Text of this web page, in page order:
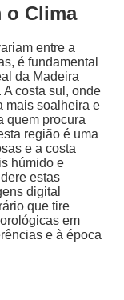
o Clima
entre a
é fundamental
da Madeira
costa sul, onde
mais soalheira e
quem procura
região é uma
e a costa
húmido e
estas
digital
que tire
em
e à época